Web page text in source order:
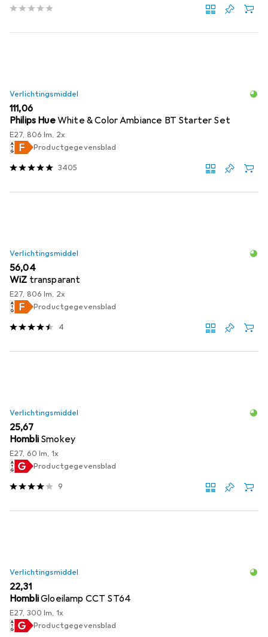
Verlichtingsmiddel
EUR
111,06
Philips HueWhite & Color Ambiance BT Starter Set
E27, 806 lm, 2x
Productgegevensblad
3405
Verlichtingsmiddel
EUR
56,04
WiZ transparant
E27, 806 lm, 2x
Productgegevensblad
4
Verlichtingsmiddel
EUR
25,67
Hombli Smokey
E27, 60 lm, 1x
Productgegevensblad
9
Verlichtingsmiddel
EUR
22,31
HombliGloeilamp CCT ST64
E27, 300 lm, 1x
Productgegevensblad